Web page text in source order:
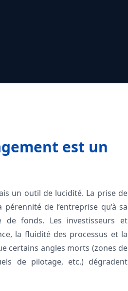
est un
un outil de lucidité. La prise de
de l’entreprise qu’à sa
de fonds. Les investisseurs et
la fluidité des processus et la
certains angles morts (zones de
de pilotage, etc.) dégradent